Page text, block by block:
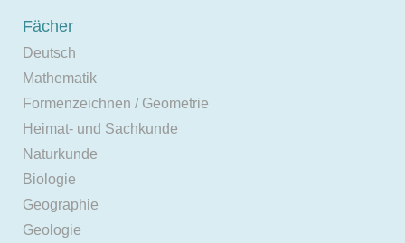
Fächer
Deutsch
Mathematik
Formenzeichnen / Geometrie
Heimat- und Sachkunde
Naturkunde
Biologie
Geographie
Geologie